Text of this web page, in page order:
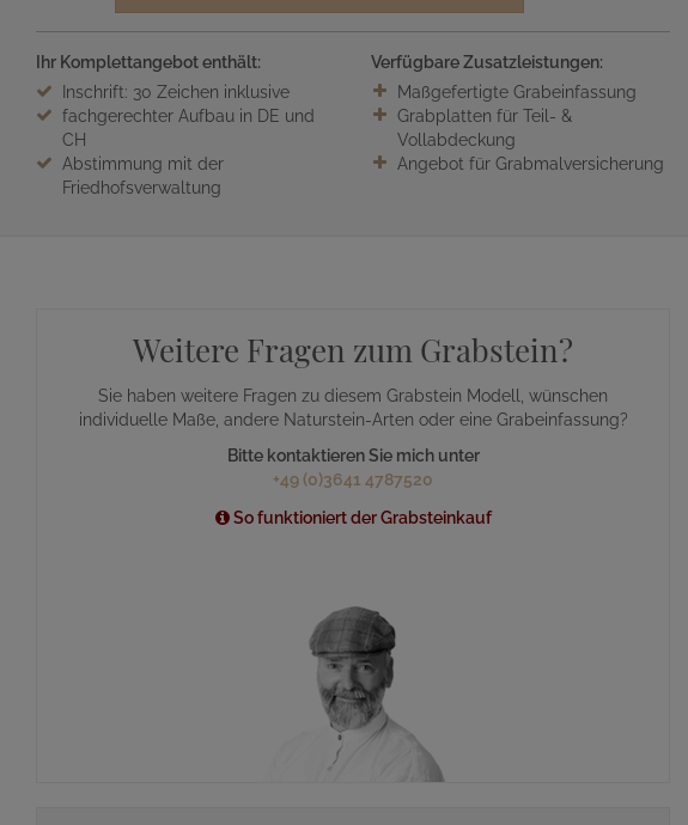
Ihr Komplettangebot enthält:
Inschrift: 30 Zeichen inklusive
fachgerechter Aufbau in DE und
CH
Abstimmung mit der
Friedhofsverwaltung
Verfügbare Zusatzleistungen:
Maßgefertigte Grabeinfassung
Grabplatten für Teil- &
Vollabdeckung
Angebot für Grabmalversicherung
Weitere Fragen zum Grabstein?
Sie haben weitere Fragen zu diesem Grabstein Modell, wünschen
individuelle Maße, andere Naturstein-Arten oder eine Grabeinfassung?
Bitte kontaktieren Sie mich unter
+49 (0)3641 4787520
So funktioniert der Grabsteinkauf